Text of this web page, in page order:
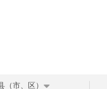
（市、区）